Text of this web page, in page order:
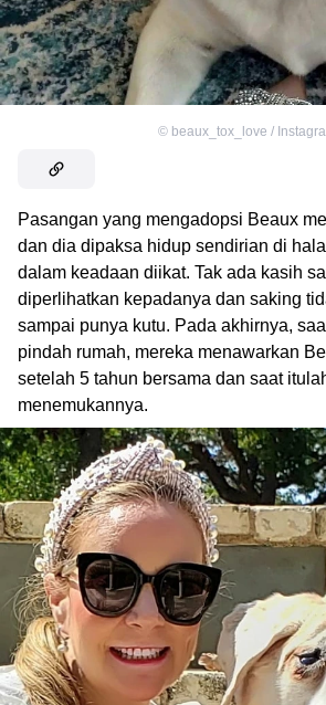
© beaux_tox_love /
Pasangan yang mengadopsi Beaux
dan dia dipaksa hidup sendirian di
dalam keadaan diikat. Tak ada kasih
diperlihatkan kepadanya dan saking
sampai punya kutu. Pada akhirnya,
pindah rumah, mereka menawarkan
setelah 5 tahun bersama dan saat
menemukannya.